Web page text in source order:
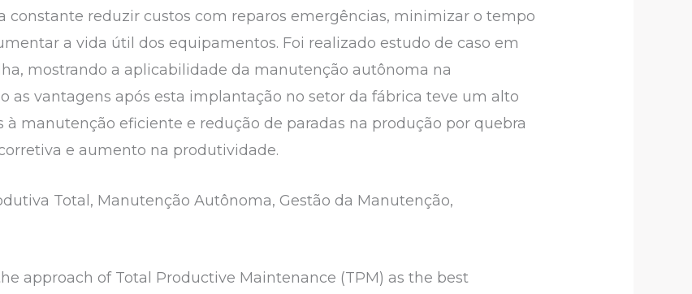
constante reduzir custos com reparos emergências, minimizar o tempo
a vida útil dos equipamentos. Foi realizado estudo de caso em
mostrando a aplicabilidade da manutenção autônoma na
as vantagens após esta implantação no setor da fábrica teve um alto
manutenção eficiente e redução de paradas na produção por quebra
e aumento na produtividade.
Total, Manutenção Autônoma, Gestão da Manutenção,
approach of Total Productive Maintenance (TPM) as the best